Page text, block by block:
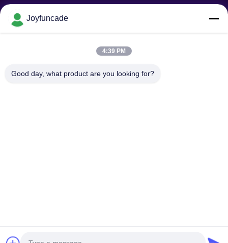
Joyfuncade
4:39 PM
Good day, what product are you looking for?